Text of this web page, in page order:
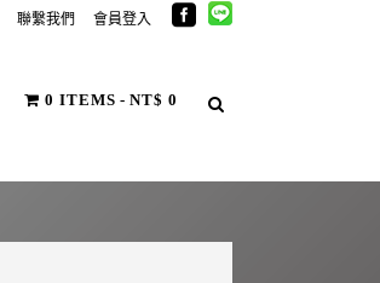
聯繫我們 會員登入
0 ITEMS NT$ 0